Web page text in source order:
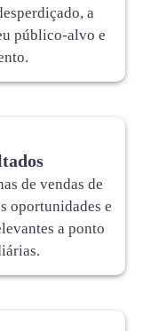
a
público-alvo e
de vendas de
oportunidades e
a ponto